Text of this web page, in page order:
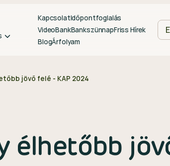
KapcsolatIdőpontfoglalás
VideoBankBankszünnapFriss Hírek
BlogÁrfolyam
jövő felé - KAP 2024
élhetőbb